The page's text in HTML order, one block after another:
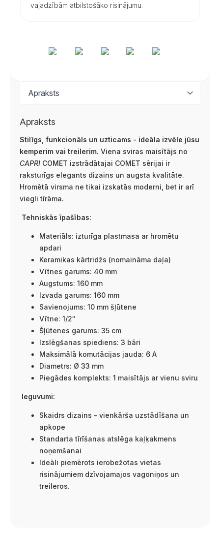
vajadzībām atbilstošāko risinājumu.
Apraksts
Stilīgs, funkcionāls un uzticams - ideāla izvēle jūsu
kemperim vai treilerim. Viena sviras maisītājs no
CAPRI COMET izstrādātajai COMET sērijai ir
raksturīgs elegants dizains un augsta kvalitāte.
Hromētā virsma ne tikai izskatās moderni, bet ir arī
viegli tīrāma.
Tehniskās īpašības:
Materiāls: izturīga plastmasa ar hromētu
apdari
Keramikas kārtridžs (nomaināma daļa)
Vītnes garums: 40 mm
Augstums: 160 mm
Izvada garums: 160 mm
Savienojums: 10 mm šļūtene
Vītne: 1/2″
Šļūtenes garums: 35 cm
Izslēgšanas spiediens: 3 bāri
Maksimālā komutācijas jauda: 6 A
Diametrs: Ø 33 mm
Piegādes komplekts: 1 maisītājs ar vienu sviru
Ieguvumi:
Skaidrs dizains - vienkārša uzstādīšana un
apkope
Standarta tīrīšanas atslēga kaļķakmens
noņemšanai
Ideāli piemērots ierobežotas vietas
risinājumiem dzīvojamajos vagoniņos un
treileros.